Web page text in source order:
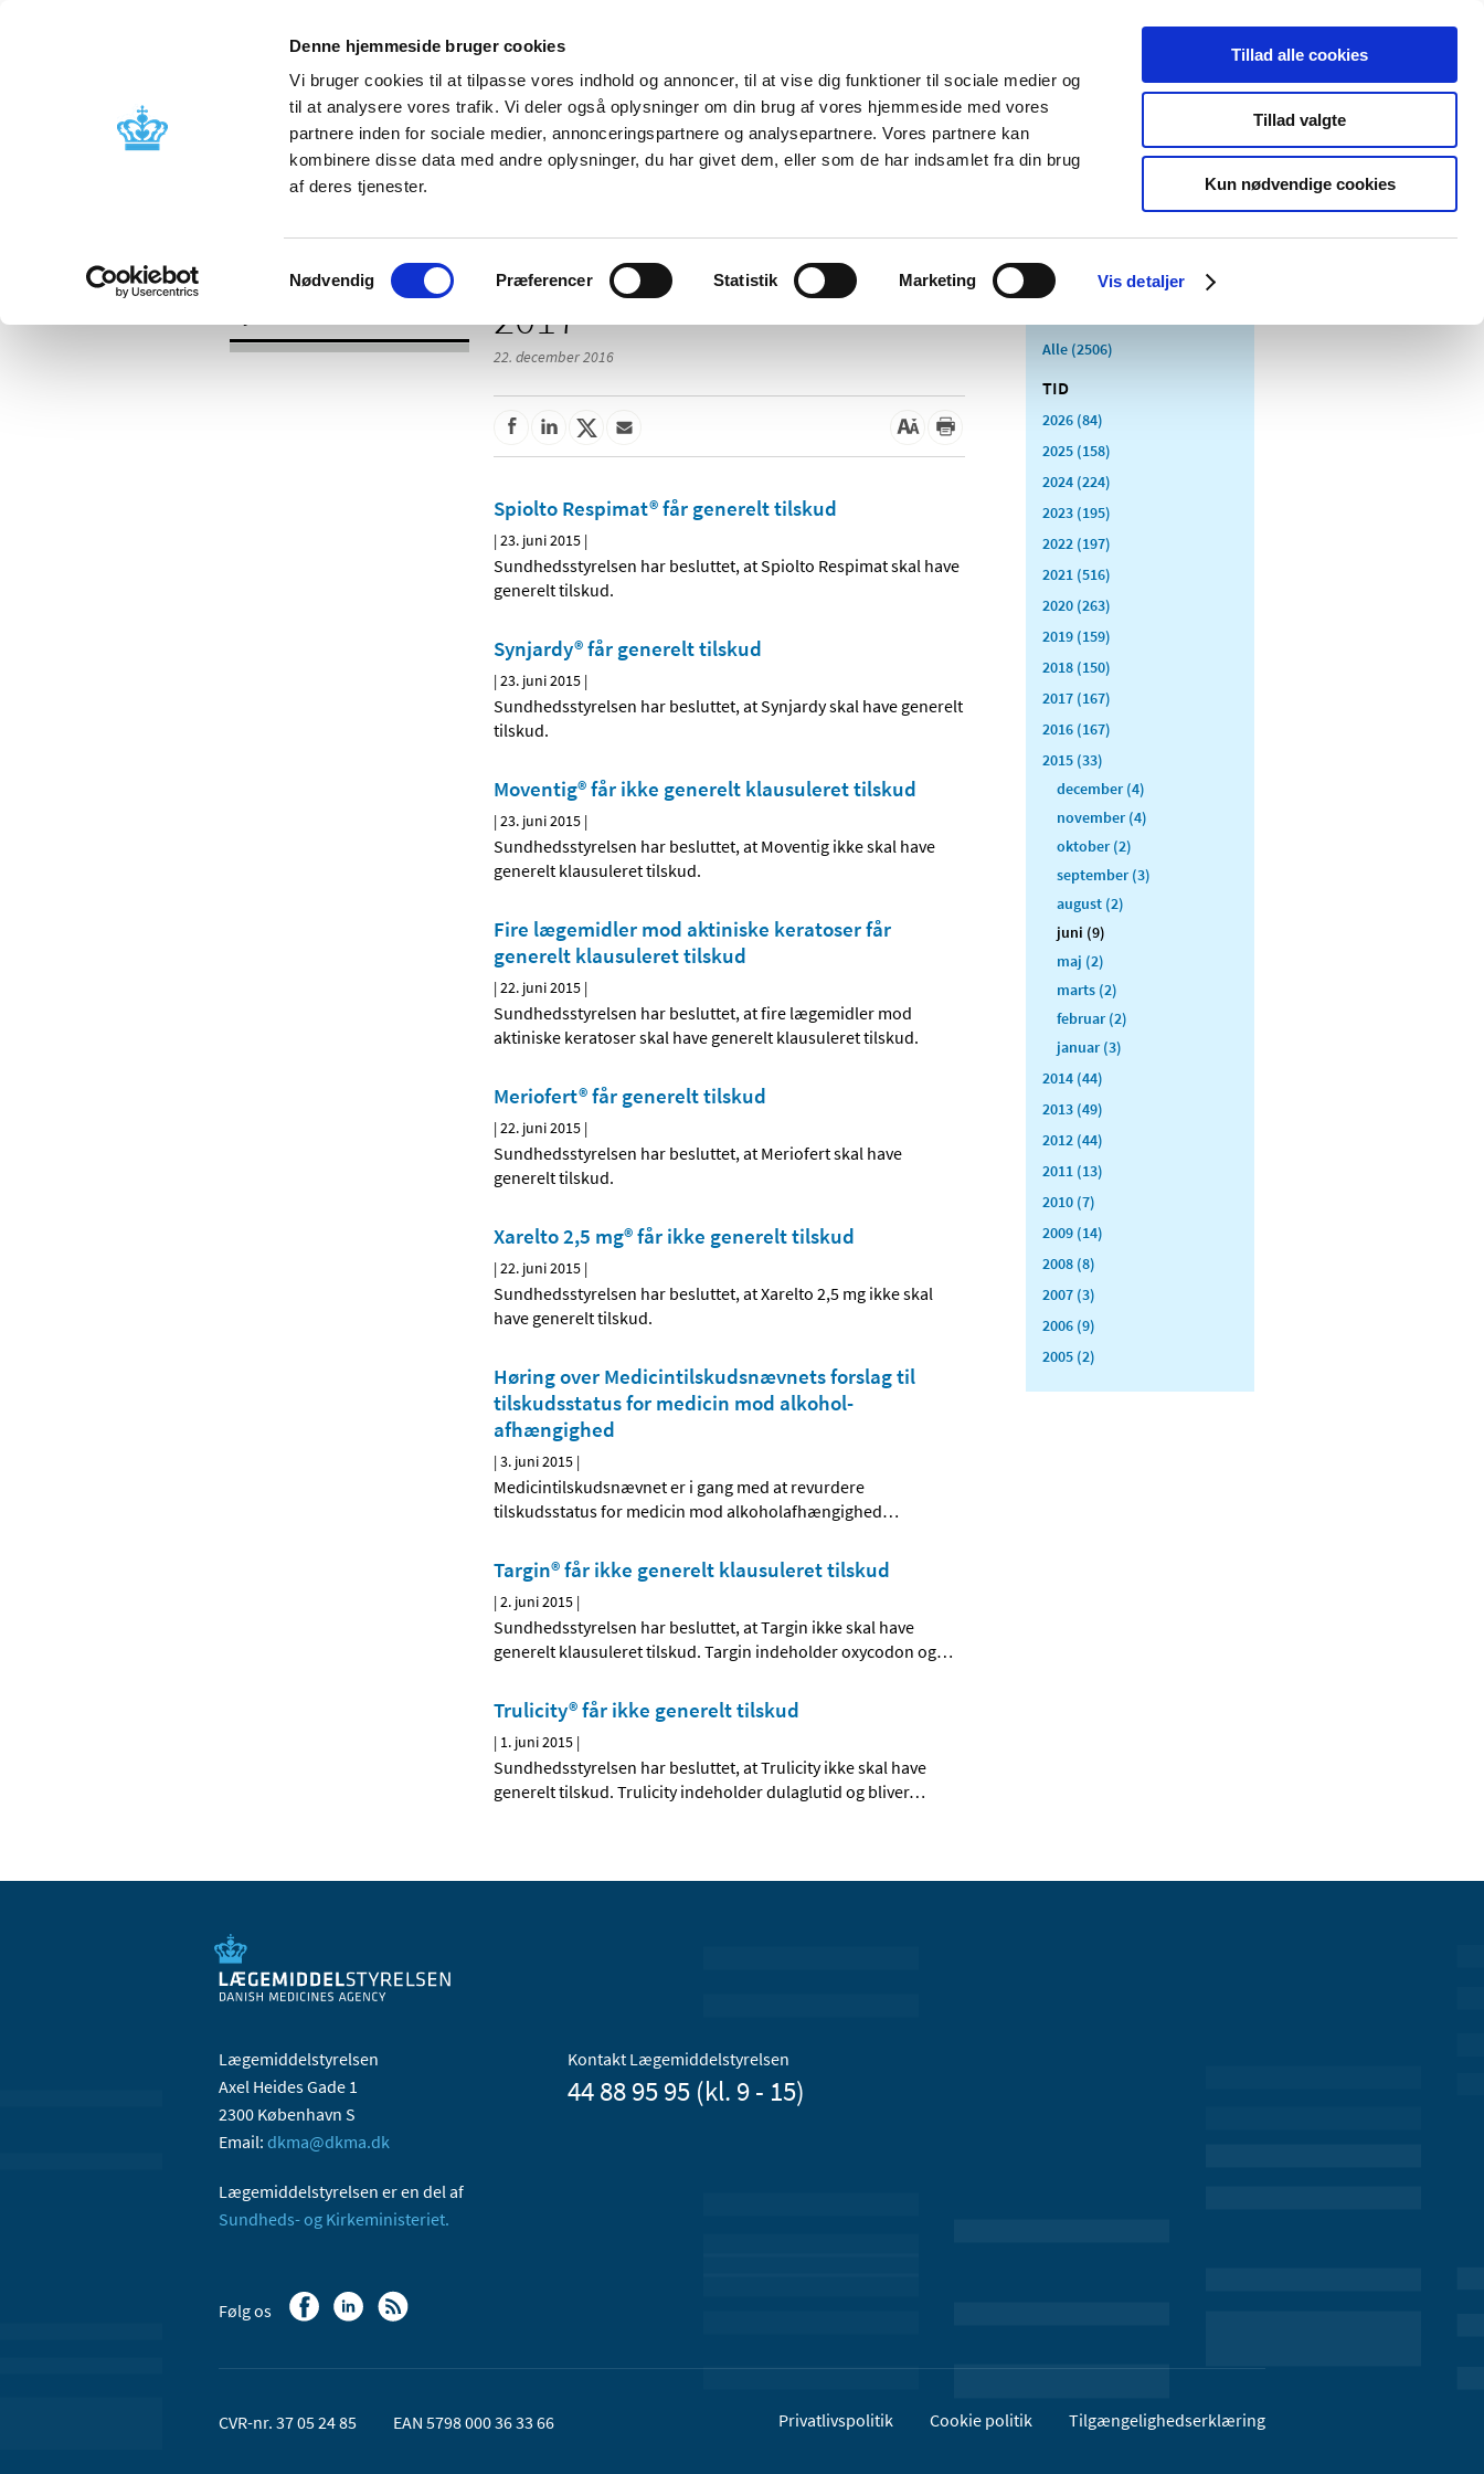
Denne hjemmeside bruger cookies
Vi bruger cookies til at tilpasse vores indhold og annoncer, til at vise dig funktioner til sociale medier og
til at analysere vores trafik. Vi deler også oplysninger om din brug af vores hjemmeside med vores
partnere inden for sociale medier, annonceringspartnere og analysepartnere. Vores partnere kan
kombinere disse data med andre oplysninger, du har givet dem, eller som de har indsamlet fra din brug
af deres tjenester.
Samtykkevalg
Nødvendig Præferencer Statistik Marketing Vis detaljer
Tillad alle cookies
Tillad valgte
Kun nødvendige cookies
Nyheder Om os Kontakt Udgivelser
Godkendelse og
Bivirkninger og
produktinformation
Tilskud og
Apoteker og salg af
Medicinsk
Særlige
produktområder
2017
22. december 2016
Spiolto Respimat® får generelt tilskud
|23. juni 2015 |
Sundhedsstyrelsen har besluttet, at Spiolto Respimat skal have
generelt tilskud.
Synjardy® får generelt tilskud
|23. juni 2015 |
Sundhedsstyrelsen har besluttet, at Synjardy skal have generelt
tilskud.
Moventig® får ikke generelt klausuleret tilskud
|23. juni 2015 |
Sundhedsstyrelsen har besluttet, at Moventig ikke skal have
generelt klausuleret tilskud.
Fire lægemidler mod aktiniske keratoser får
generelt klausuleret tilskud
|22. juni 2015 |
Sundhedsstyrelsen har besluttet, at fire lægemidler mod
aktiniske keratoser skal have generelt klausuleret tilskud.
Meriofert® får generelt tilskud
|22. juni 2015 |
Sundhedsstyrelsen har besluttet, at Meriofert skal have
generelt tilskud.
Xarelto 2,5 mg® får ikke generelt tilskud
|22. juni 2015 |
Sundhedsstyrelsen har besluttet, at Xarelto 2,5 mg ikke skal
have generelt tilskud.
Høring over Medicintilskuds­nævnets forslag til
tilskudsstatus for medicin mod alkohol­
afhængighed
|3. juni 2015 |
Medicintilskudsnævnet er i gang med at revurdere
tilskudsstatus for medicin mod alkoholafhængighed…
Targin® får ikke generelt klausuleret tilskud
|2. juni 2015 |
Sundhedsstyrelsen har besluttet, at Targin ikke skal have
generelt klausuleret tilskud. Targin indeholder oxycodon og…
Trulicity® får ikke generelt tilskud
| 1. juni 2015 |
Sundhedsstyrelsen har besluttet, at Trulicity ikke skal have
generelt tilskud. Trulicity indeholder dulaglutid og bliver…
Alle (2506)
TID
2026 (84)
2025 (158)
2024 (224)
2023 (195)
2022 (197)
2021 (516)
2020 (263)
2019 (159)
2018 (150)
2017 (167)
2016 (167)
2015 (33)
december (4)
november (4)
oktober (2)
september (3)
august (2)
juni (9)
maj (2)
marts (2)
februar (2)
januar (3)
2014 (44)
2013 (49)
2012 (44)
2011 (13)
2010 (7)
2009 (14)
2008 (8)
2007 (3)
2006 (9)
2005 (2)
Lægemiddelstyrelsen
Axel Heides Gade 1
2300 København S
Email: dkma@dkma.dk
Lægemiddelstyrelsen er en del af
Sundheds- og Kirkeministeriet.
Kontakt Lægemiddelstyrelsen
44 88 95 95 (kl. 9 - 15)
Følg os
CVR-nr. 37 05 24 85 EAN 5798 000 36 33 66 Privatlivspolitik Cookie politik Tilgængelighedserklæring